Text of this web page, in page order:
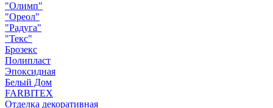
"Олимп"
"Ореол"
"Радуга"
"Текс"
Брозекс
Полипласт
Эпоксидная
Белый Дом
FARBITEX
Отделка декоративная